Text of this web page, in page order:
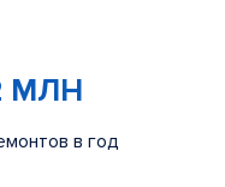
МЛН
в год